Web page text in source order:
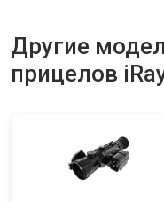
Другие
прицелов